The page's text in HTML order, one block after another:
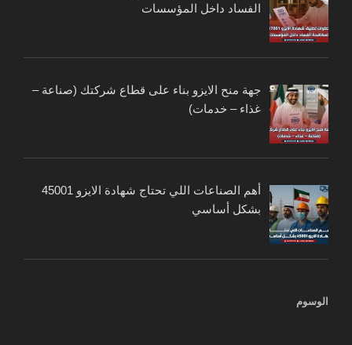
الفساد داخل المؤسسات
جهة منح الايزو بناء على قطاع شركتك (صناعة –
غذاء – خدمات)
أهم الصناعات اللي تحتاج شهادة الايزو 45001
بشكل أساسي
الوسوم